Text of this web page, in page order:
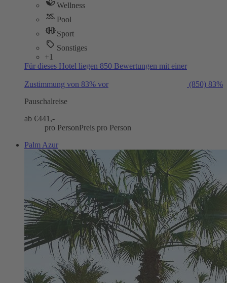
Wellness
Pool
Sport
Sonstiges
+1
Für dieses Hotel liegen 850 Bewertungen mit einer
Zustimmung von 83% vor (850) 83%
Pauschalreise
ab €441,-
pro PersonPreis pro Person
Palm Azur